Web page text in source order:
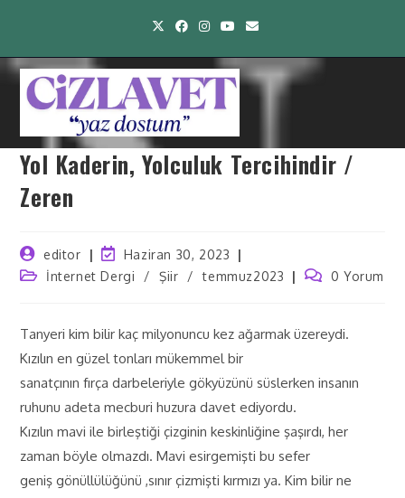
Yol Kaderin, Yolculuk Tercihindir /
Zeren
editor
Haziran 30, 2023
İnternet Dergi
/ Şiir / temmuz2023 0 Yorum
Tanyeri kim bilir kaç milyonuncu kez ağarmak üzereydi.
Kızılın en güzel tonları mükemmel bir
sanatçının fırça darbeleriyle gökyüzünü süslerken insanın
ruhunu adeta mecburi huzura davet ediyordu.
Kızılın mavi ile birleştiği çizginin keskinliğine şaşırdı, her
zaman böyle olmazdı. Mavi esirgemişti bu sefer
geniş gönüllülüğünü ,sınır çizmişti kırmızı ya. Kim bilir ne